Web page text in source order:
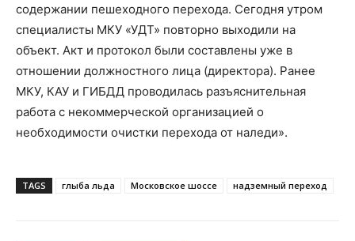
содержании пешеходного перехода. Сегодня утром
специалисты МКУ «УДТ» повторно выходили на
объект. Акт и протокол были составлены уже в
отношении должностного лица (директора). Ранее
МКУ, КАУ и ГИБДД проводилась разъяснительная
работа с некоммерческой организацией о
необходимости очистки перехода от наледи».
TAGS глыба льда Московское шоссе надземный переход